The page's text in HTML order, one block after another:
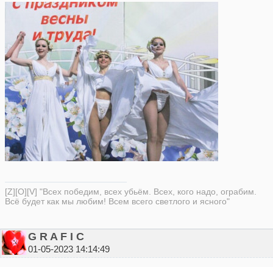
[Z][O][V] "Всех победим, всех убьём. Всех, кого надо, ограбим.
Всё будет как мы любим! Всем всего светлого и ясного"
G R A F I C
01-05-2023 14:14:49